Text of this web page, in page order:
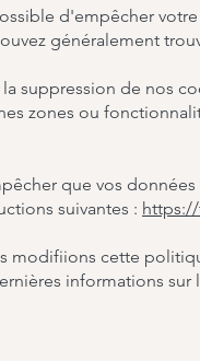
d'empêcher
généralement
suppression de nos
zones ou
que vos
suivantes :
modifiions cette
informations sur